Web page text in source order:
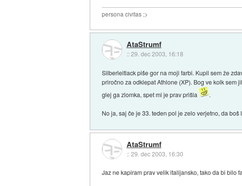
persona civitas ;>
AtaStrumf
::29. dec 2003, 16:18
Silberleitlack piše gor na moji farbi. Kupil sem že
priročno za odklepat Athlone (XP). Bog ve kolk sem
glej ga zlomka, spet mi je prav prišla
.
No ja, saj če je 33. teden pol je zelo verjetno, da
AtaStrumf
::29. dec 2003, 16:30
Jaz ne kapiram prav velik italijansko, tako da bi bilo